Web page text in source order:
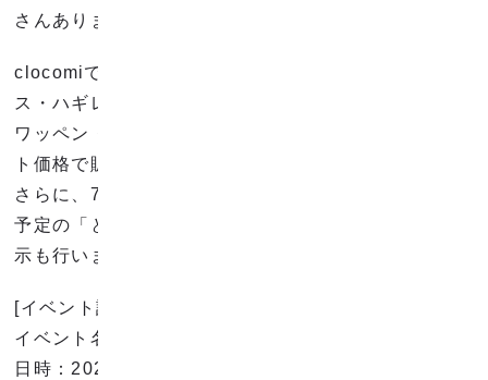
さんあります！
clocomiでは丸巻きのカット売りから、カットクロ
ス・ハギレセット・訳ありアウトレット・ハンカチ・
ワッペン・ポストカード・etc…など、お得なイベン
ト価格で販売します！
さらに、7月中旬ごろクラウドファンディングに挑戦
予定の「とろけるような肌触りのガーゼタオル」の展
示も行いますので、ぜひ現地で触ってください
[イベント詳細]
イベント名：第五回 播博 (播州織産地博覧会)
日時：2024年5月26日(日) 10:00-16:00